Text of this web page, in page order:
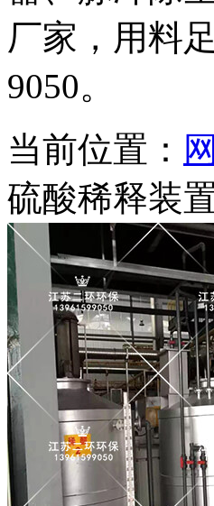
厂家，用料
9050。
当前位置：
硫酸稀释装